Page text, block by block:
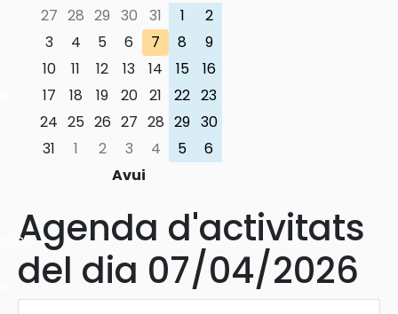
27 28 29 30 31 1
2
3
4 5 6 7 8
9
10
11 12 13 14 15
16
17
18 19 20 21 22 23
24 25 26 27 28 29 30
31
1 2 3 4 5
6
Avui
Agenda d'activitats
del dia 07/04/2026